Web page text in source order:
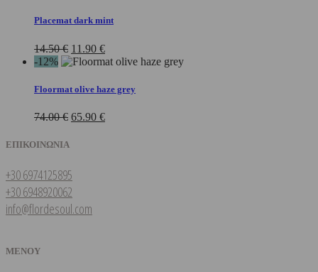
14.50 €.είναι:
Placemat dark mint
14.50€ Original
price
14.50 €.
11.90 €Η
τρέχουσα
είναι:
-12%
Floormat olive haze grey
74.00€ Original
65.90 €Η
ΕΠΙΚΟΙΝΩΝΙΑ
+30 6974125895
+30 6948920062
info@flordesoul.com
ΜΕΝΟΥ